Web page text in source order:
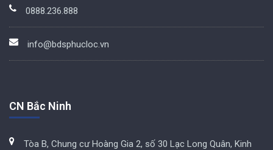
0888.236.888
info@bdsphucloc.vn
CN Bắc Ninh
Tòa B, Chung cư Hoàng Gia 2, số 30 Lạc Long Quân, Kinh